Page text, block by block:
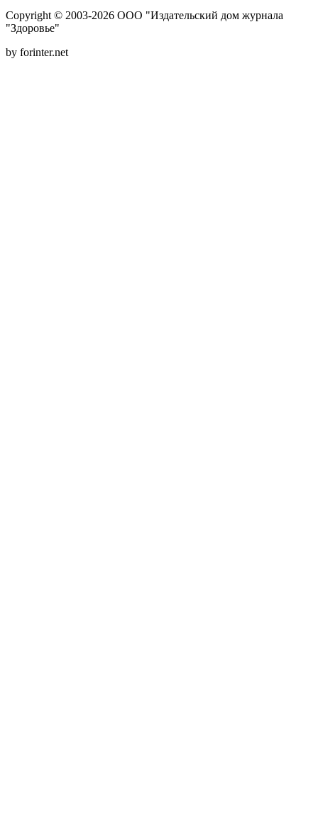
Copyright © 2003-2026 ООО "Издательский дом журнала
"Здоровье"
by forinter.net